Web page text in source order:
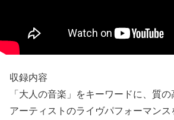
収録内容
「大人の音楽」をキーワードに、質
アーティストのライヴパフォーマン